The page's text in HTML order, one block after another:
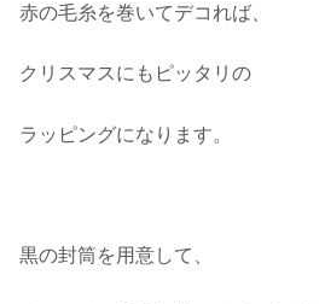
赤の毛糸を巻いてデコれば、
クリスマスにもピッタリの
ラッピングになります。
黒の封筒を用意して、